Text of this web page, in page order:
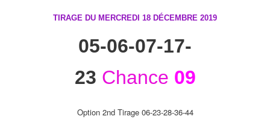
TIRAGE DU MERCREDI 18 DÉCEMBRE 2019
05-06-07-17-
23 Chance 09
Option 2nd Tirage 06-23-28-36-44